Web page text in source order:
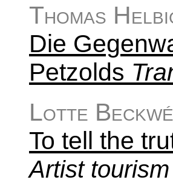
Thomas
Die
Petzolds
Lotte
To tell the
Artist